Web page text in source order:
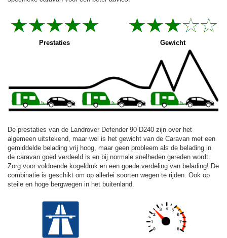
Prestaties Gewicht
De prestaties van de Landrover Defender 90 D240 zijn over het
algemeen uitstekend, maar wel is het gewicht van de Caravan met een
gemiddelde belading vrij hoog, maar geen probleem als de belading in
de caravan goed verdeeld is en bij normale snelheden gereden wordt.
Zorg voor voldoende kogeldruk en een goede verdeling van belading! De
combinatie is geschikt om op allerlei soorten wegen te rijden. Ook op
steile en hoge bergwegen in het buitenland.